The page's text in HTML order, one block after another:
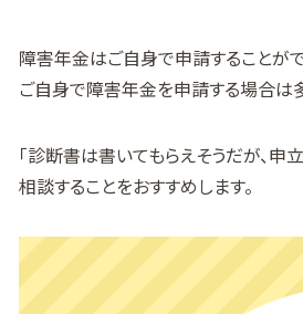
障害年金はご自身で申請することがで
ご自身で障害年金を申請する場合は
「診断書は書いてもらえそうだが、
相談することをおすすめします。